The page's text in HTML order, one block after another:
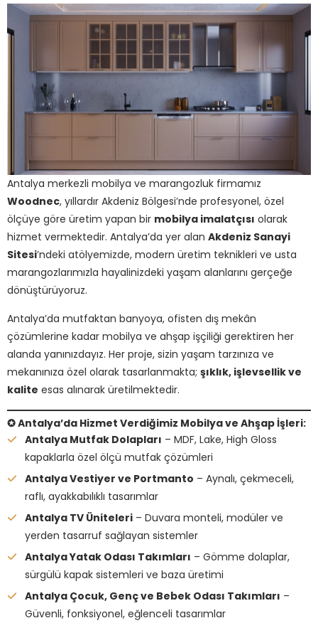
Antalya merkezli mobilya ve marangozluk firmamız
Woodnec, yıllardır Akdeniz Bölgesi’nde profesyonel, özel
ölçüye göre üretim yapan bir mobilya imalatçısı olarak
hizmet vermektedir. Antalya’da yer alan Akdeniz Sanayi
Sitesi’ndeki atölyemizde, modern üretim teknikleri ve usta
marangozlarımızla hayalinizdeki yaşam alanlarını gerçeğe
dönüştürüyoruz.
Antalya’da mutfaktan banyoya, ofisten dış mekân
çözümlerine kadar mobilya ve ahşap işçiliği gerektiren her
alanda yanınızdayız. Her proje, sizin yaşam tarzınıza ve
mekanınıza özel olarak tasarlanmakta; şıklık, işlevsellik ve
kalite esas alınarak üretilmektedir.
✪ Antalya’da Hizmet Verdiğimiz Mobilya ve Ahşap İşleri:
Antalya Mutfak Dolapları – MDF, Lake, High Gloss
kapaklarla özel ölçü mutfak çözümleri
Antalya Vestiyer ve Portmanto – Aynalı, çekmeceli,
raflı, ayakkabılıklı tasarımlar
Antalya TV Üniteleri – Duvara monteli, modüler ve
yerden tasarruf sağlayan sistemler
Antalya Yatak Odası Takımları – Gömme dolaplar,
sürgülü kapak sistemleri ve baza üretimi
Antalya Çocuk, Genç ve Bebek Odası Takımları –
Güvenli, fonksiyonel, eğlenceli tasarımlar